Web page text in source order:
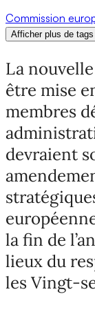
Commission
Afficher plus de tags
La
être mise
membres
devraient
la fin de
lieux du
les Vingt-